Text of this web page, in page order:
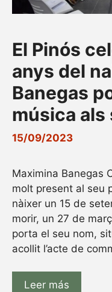
El Pinós
anys del
Banegas
música als
15/09/2023
Maximina Banegas
molt present al seu
nàixer un 15 de
morir, un 27 de
porta el seu nom,
acollit l’acte de
Leer más